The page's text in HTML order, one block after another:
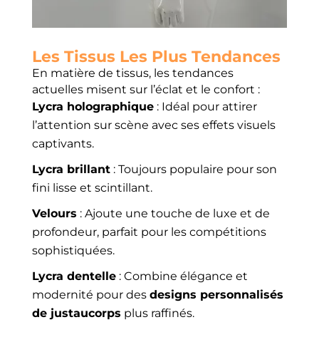
Les Tissus Les Plus Tendances
En matière de tissus, les tendances
actuelles misent sur l’éclat et le confort :
Lycra holographique: Idéal pour attirer
l’attention sur scène avec ses effets visuels
captivants.
Lycra brillant: Toujours populaire pour son
fini lisse et scintillant.
Velours : Ajoute une touche de luxe et de
profondeur, parfait pour les compétitions
sophistiquées.
Lycra dentelle: Combine élégance et
modernité pour des designs personnalisés
de justaucorps plus raffinés.